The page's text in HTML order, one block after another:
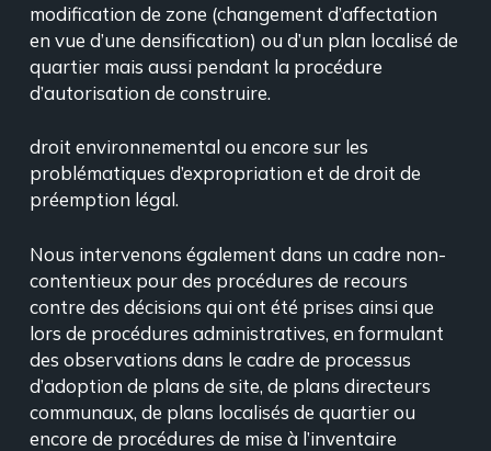
modification de zone (changement d’affectation
en vue d’une densification) ou d’un plan localisé de
quartier mais aussi pendant la procédure
d’autorisation de construire.
droit environnemental ou encore sur les
problématiques d’expropriation et de droit de
préemption légal.
Nous intervenons également dans un cadre non-
contentieux pour des procédures de recours
contre des décisions qui ont été prises ainsi que
lors de procédures administratives, en formulant
des observations dans le cadre de processus
d’adoption de plans de site, de plans directeurs
communaux, de plans localisés de quartier ou
encore de procédures de mise à l’inventaire